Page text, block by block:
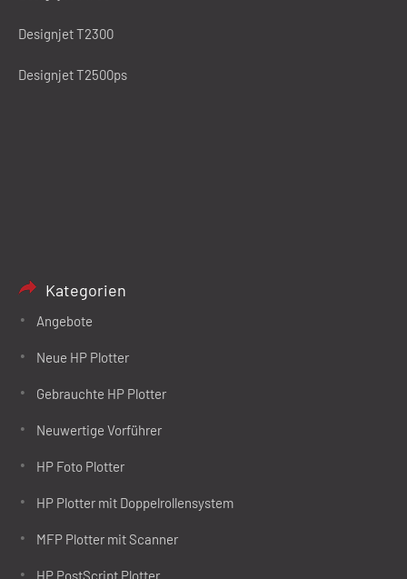
Designjet T2300
Designjet T2500ps
Kategorien
Angebote
Neue HP Plotter
Gebrauchte HP Plotter
Neuwertige Vorführer
HP Foto Plotter
HP Plotter mit Doppelrollensystem
MFP Plotter mit Scanner
HP PostScript Plotter